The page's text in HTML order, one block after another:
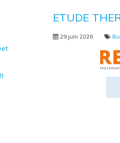
ETUDE
29 juin 2026